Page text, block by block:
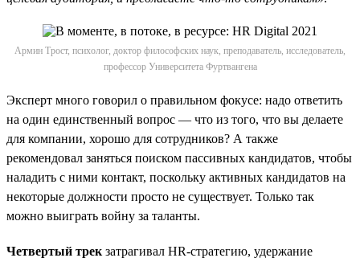
Армин Трост, психолог, доктор философских наук, преподаватель, исследователь,
профессор Университета Фуртвангена
Эксперт много говорил о правильном фокусе: надо ответить
на один единственный вопрос — что из того, что вы делаете
для компании, хорошо для сотрудников? А также
рекомендовал заняться поиском пассивных кандидатов, чтобы
наладить с ними контакт, поскольку активных кандидатов на
некоторые должности просто не существует. Только так
можно выиграть войну за таланты.
Четвертый трек затрагивал HR-стратегию, удержание